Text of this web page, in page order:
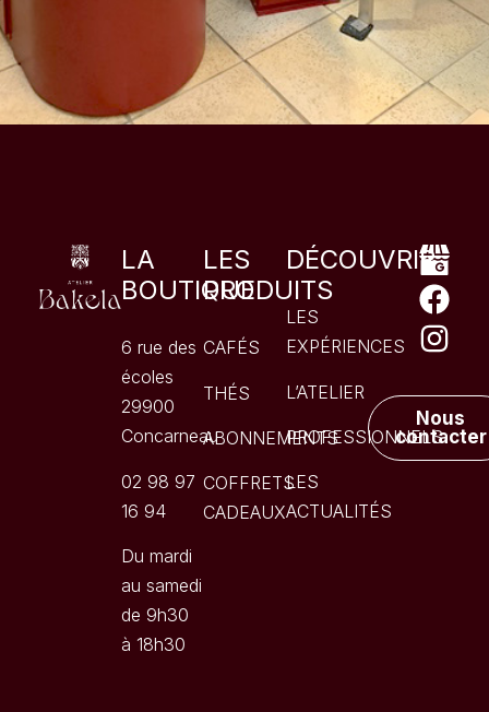
LA
BOUTIQUE
6 rue des
écoles
29900
Concarneau
02 98 97
16 94
Du mardi
au samedi
de 9h30
à 18h30
LES
PRODUITS
CAFÉS
THÉS
ABONNEMENTS
COFFRETS
CADEAUX
DÉCOUVRIR
LES
EXPÉRIENCES
L’ATELIER
PROFESSIONNELS
LES
ACTUALITÉS
Nous
contacter